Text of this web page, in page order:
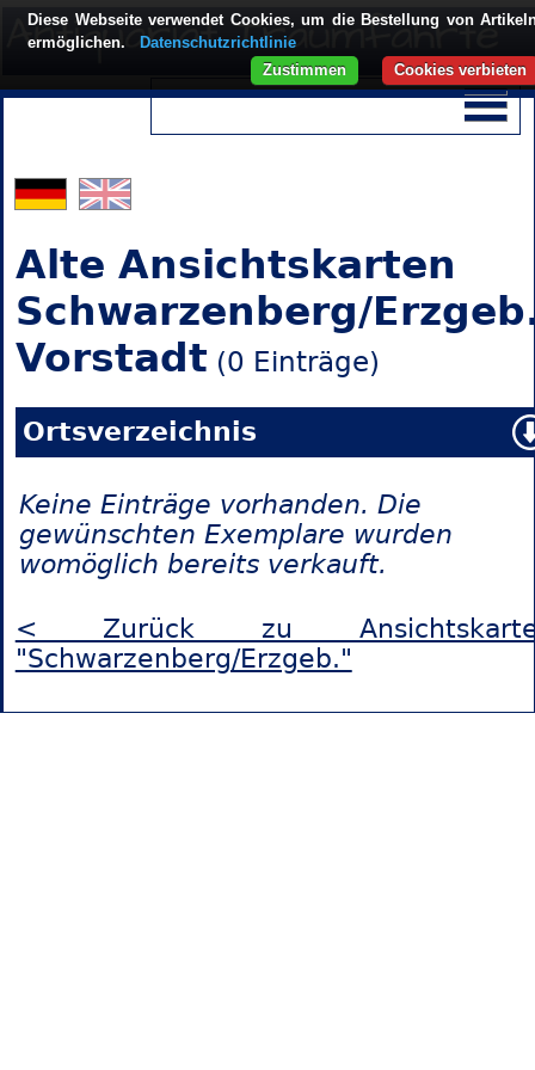
Alte Ansichtskarten
Schwarzenberg/
Vorstadt (0 Einträge)
Ortsverzeichnis
Keine Einträge vorhanden. Die
gewünschten Exemplare wurden
womöglich bereits verkauft.
< Zurück zu
"Schwarzenberg/Erzgeb."
Diese Webseite verwendet Cookies, um die Bestellung von
ermöglichen.
Datenschutzrichtlinie
Cookies verbieten
Zustimmen